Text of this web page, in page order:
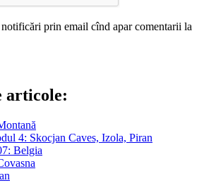
prin email cînd apar comentarii la
articole:
4: Skocjan Caves, Izola, Piran
Belgia